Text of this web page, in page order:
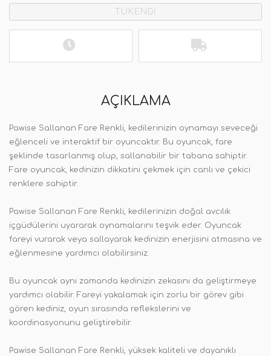
TÜKENDİ
AÇIKLAMA
Pawise Sallanan Fare Renkli, kedilerinizin oynamayı seveceği
eğlenceli ve interaktif bir oyuncaktır. Bu oyuncak, fare
şeklinde tasarlanmış olup, sallanabilir bir tabana sahiptir.
Fare oyuncak, kedinizin dikkatini çekmek için canlı ve çekici
renklere sahiptir.
Pawise Sallanan Fare Renkli, kedilerinizin doğal avcılık
içgüdülerini uyararak oynamalarını teşvik eder. Oyuncak
fareyi vurarak veya sallayarak kedinizin enerjisini atmasına ve
eğlenmesine yardımcı olabilirsiniz.
Bu oyuncak aynı zamanda kedinizin zekasını da geliştirmeye
yardımcı olabilir. Fareyi yakalamak için zorlu bir görev gibi
gören kediniz, oyun sırasında reflekslerini ve
koordinasyonunu geliştirebilir.
Pawise Sallanan Fare Renkli, yüksek kaliteli ve dayanıklı